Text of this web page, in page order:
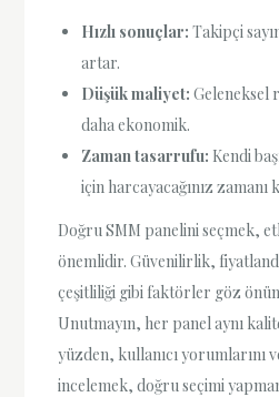
Hızlı sonuçlar: Takipçi
artar.
Düşük maliyet: Geleneksel
daha ekonomik.
Zaman tasarrufu: Kendi
için harcayacağınız zamanı
Doğru SMM panelini seçmek,
önemlidir. Güvenilirlik,
çeşitliliği gibi faktörler göz
Unutmayın, her panel aynı
yüzden, kullanıcı yorumlarını
incelemek, doğru seçimi